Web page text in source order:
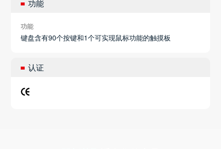
功能
功能
键盘含有90个按键和1个可实现鼠标功能的触摸板
认证